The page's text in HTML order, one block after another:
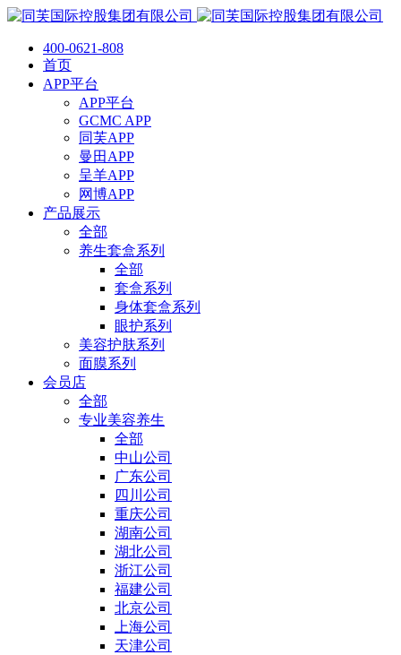
400-0621-808
首页
APP平台
APP平台
GCMC APP
同芙APP
曼田APP
呈羊APP
网博APP
产品展示
全部
养生套盒系列
全部
套盒系列
身体套盒系列
眼护系列
美容护肤系列
面膜系列
会员店
全部
专业美容养生
全部
中山公司
广东公司
四川公司
重庆公司
湖南公司
湖北公司
浙江公司
福建公司
北京公司
上海公司
天津公司